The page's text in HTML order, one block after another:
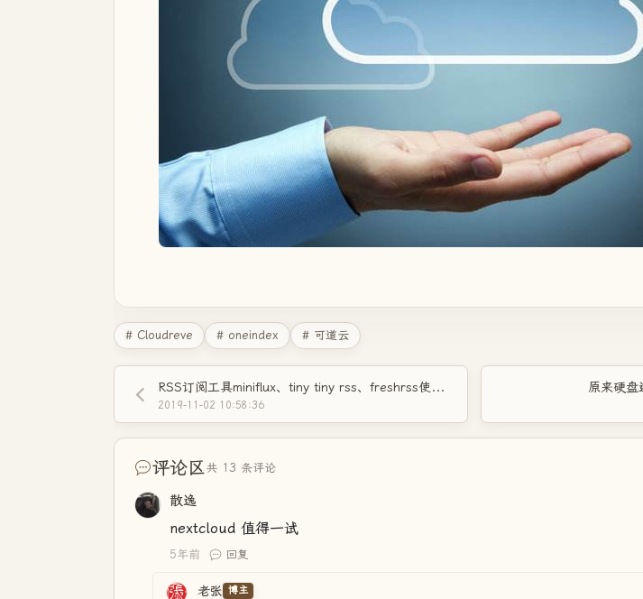
# Cloudreve # oneindex # 可道云
RSS订阅工具miniflux、tiny tiny rss、freshrss使用体会
2019-11-02 10:58:36
原来硬盘
评论区共 13 条评论
散逸
nextcloud 值得一试
5年前 回复
老张 博主